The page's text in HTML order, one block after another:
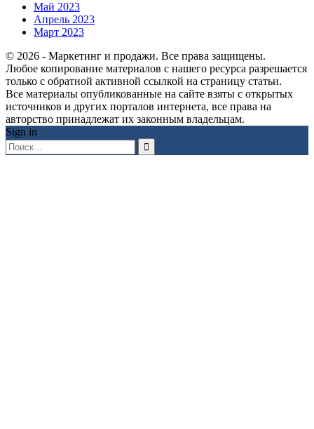
Май 2023
Апрель 2023
Март 2023
© 2026 - Маркетинг и продажи. Все права защищены.
Любое копирование материалов с нашего ресурса разрешается
только с обратной активной ссылкой на страницу статьи.
Все материалы опубликованные на сайте взяты с открытых
источников и других порталов интернета, все права на
авторство принадлежат их законным владельцам.
Sign in